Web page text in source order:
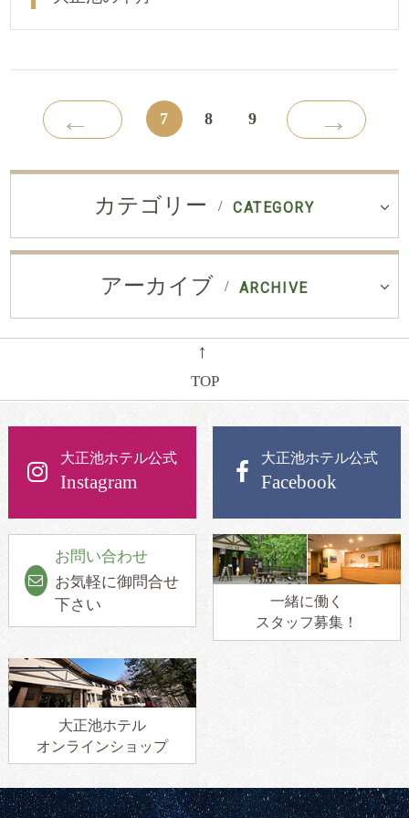
← 7 8 9 →
カテゴリー CATEGORY
アーカイブ ARCHIVE
←
TOP
大正池ホテル公式
Instagram
大正池ホテル公式
Facebook
お問い合わせ
お気軽に御問合せ
下さい
一緒に働く
スタッフ募集！
大正池ホテル
オンラインショップ